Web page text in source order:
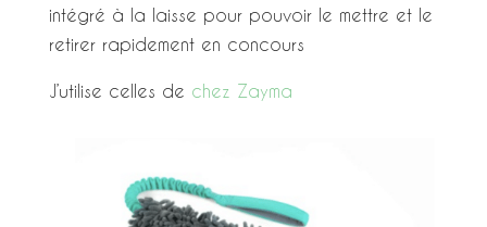
intégré à la laisse pour pouvoir le mettre et le
retirer rapidement en concours
J’utilise celles de chez Zayma